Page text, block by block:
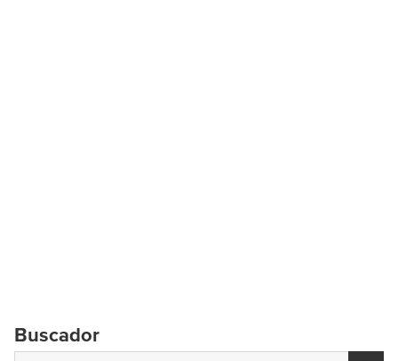
Buscador